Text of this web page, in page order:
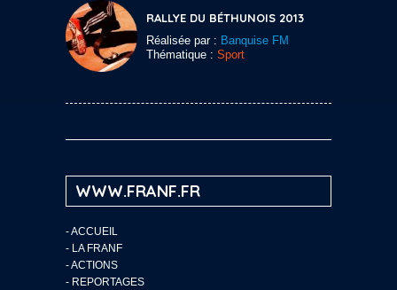
RALLYE DU BÉTHUNOIS 2013
Réalisée par : Banquise FM
Thématique : Sport
WWW.FRANF.FR
-ACCUEIL
- LA FRANF
-ACTIONS
- REPORTAGES